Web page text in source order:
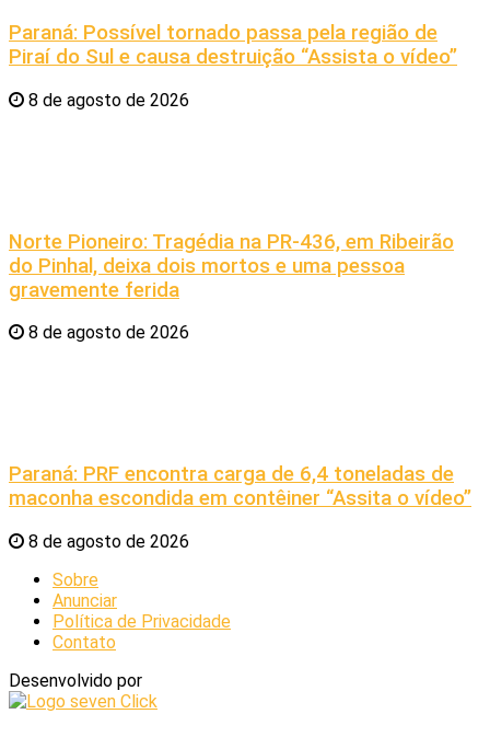
Paraná: Possível tornado passa pela região de
Piraí do Sul e causa destruição “Assista o vídeo”
8 de agosto de 2026
Norte Pioneiro: Tragédia na PR-436, em Ribeirão
do Pinhal, deixa dois mortos e uma pessoa
gravemente ferida
8 de agosto de 2026
Paraná: PRF encontra carga de 6,4 toneladas de
maconha escondida em contêiner “Assita o vídeo”
8 de agosto de 2026
Sobre
Anunciar
Política de Privacidade
Contato
Desenvolvido por